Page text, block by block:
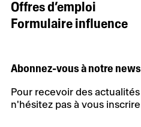
Offres d’emploi
Formulaire influence
Abonnez-vous à notre
Pour recevoir des
n'hésitez pas à vous